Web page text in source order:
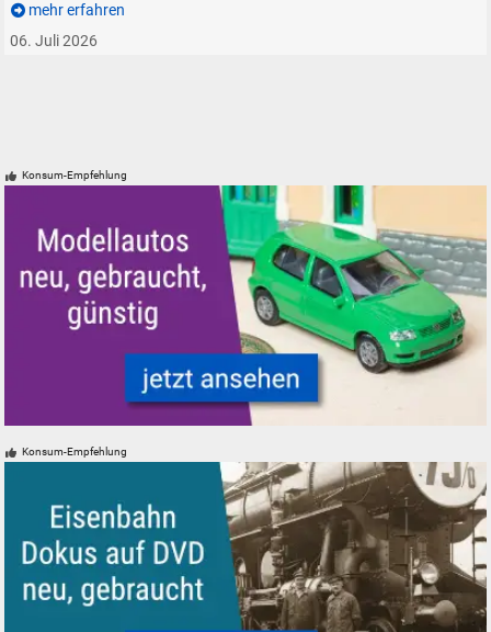
mehr erfahren
06. Juli 2026
Konsum-Empfehlung
Konsum-Empfehlung